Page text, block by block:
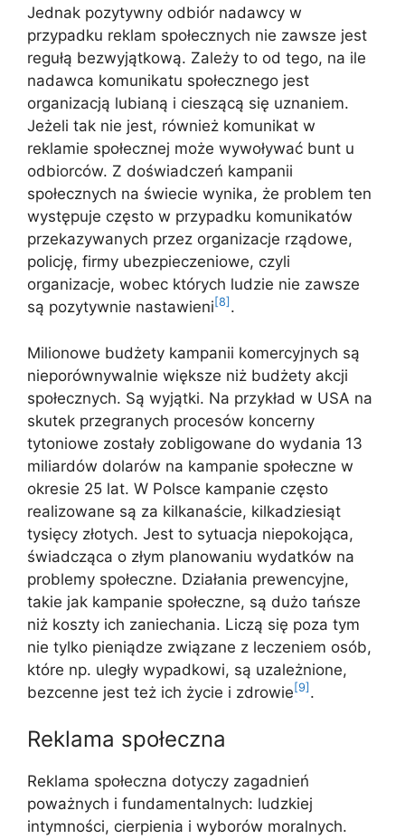
Jednak pozytywny odbiór nadawcy w
przypadku reklam społecznych nie zawsze jest
regułą bezwyjątkową. Zależy to od tego, na ile
nadawca komunikatu społecznego jest
organizacją lubianą i cieszącą się uznaniem.
Jeżeli tak nie jest, również komunikat w
reklamie społecznej może wywoływać bunt u
odbiorców. Z doświadczeń kampanii
społecznych na świecie wynika, że problem ten
występuje często w przypadku komunikatów
przekazywanych przez organizacje rządowe,
policję, firmy ubezpieczeniowe, czyli
organizacje, wobec których ludzie nie zawsze
są pozytywnie nastawieni [8] .
Milionowe budżety kampanii komercyjnych są
nieporównywalnie większe niż budżety akcji
społecznych. Są wyjątki. Na przykład w USA na
skutek przegranych procesów koncerny
tytoniowe zostały zobligowane do wydania 13
miliardów dolarów na kampanie społeczne w
okresie 25 lat. W Polsce kampanie często
realizowane są za kilkanaście, kilkadziesiąt
tysięcy złotych. Jest to sytuacja niepokojąca,
świadcząca o złym planowaniu wydatków na
problemy społeczne. Działania prewencyjne,
takie jak kampanie społeczne, są dużo tańsze
niż koszty ich zaniechania. Liczą się poza tym
nie tylko pieniądze związane z leczeniem osób,
które np. uległy wypadkowi, są uzależnione,
bezcenne jest też ich życie i zdrowie[9] .
Reklama społeczna
Reklama społeczna dotyczy zagadnień
poważnych i fundamentalnych: ludzkiej
intymności, cierpienia i wyborów moralnych.